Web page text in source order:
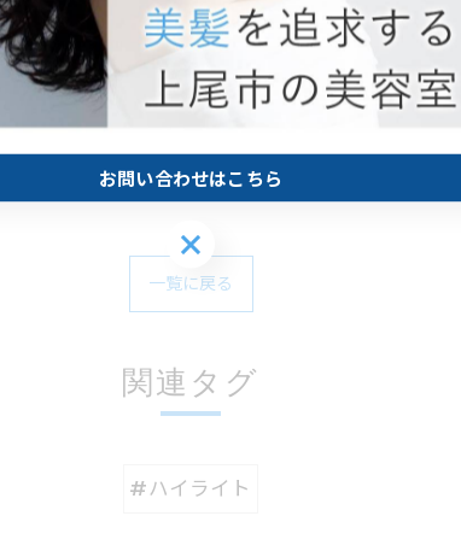
ズカットカラーハイトーンベージュブリーチ
一覧に戻る
関連タグ
#ハイライト
お問い合わせはこちら
お問い合わせはこちら